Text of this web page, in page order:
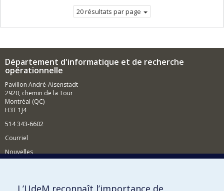
20 résultats par page
Département d'informatique et de recherche
opérationnelle
Pavillon André-Aisenstadt
2920, chemin de la Tour
Montréal (QC)
H3T 1J4
514 343-6602
Courriel
Nouvelles
Comment soutenir le Département?
L’UdeM reconnaît l’importance de